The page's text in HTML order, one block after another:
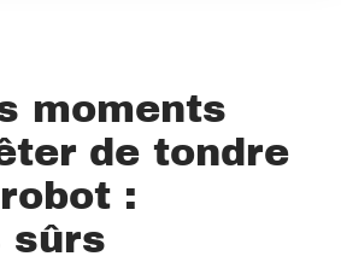
moments
de tondre
:
sûrs